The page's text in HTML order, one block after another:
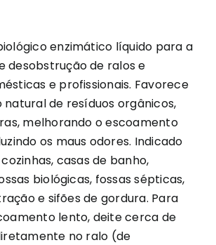
enzimático líquido para a
desobstrução de ralos e
e profissionais. Favorece
natural de resíduos orgânicos,
melhorando o escoamento
os maus odores. Indicado
casas de banho,
biológicas, fossas sépticas,
e sifões de gordura. Para
lento, deite cerca de
no ralo (de